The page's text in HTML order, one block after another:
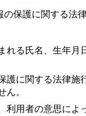
保護に関する法
る氏名、生年月
に関する法律施
ん。
用者の意思によ